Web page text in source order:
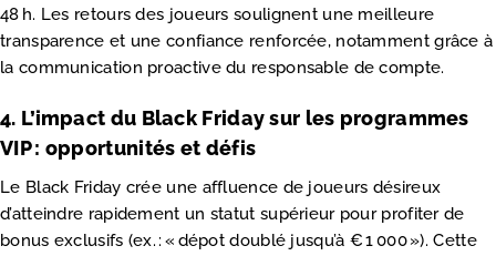
48 h. Les retours des joueurs soulignent une meilleure
transparence et une confiance renforcée, notamment grâce à
la communication proactive du responsable de compte.
4. L’impact du Black Friday sur les programmes
VIP : opportunités et défis
Le Black Friday crée une affluence de joueurs désireux
d’atteindre rapidement un statut supérieur pour profiter de
bonus exclusifs (ex. : « dépot doublé jusqu’à € 1 000 »). Cette